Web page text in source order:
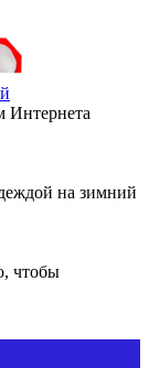
Интернета
на зимний
чтобы